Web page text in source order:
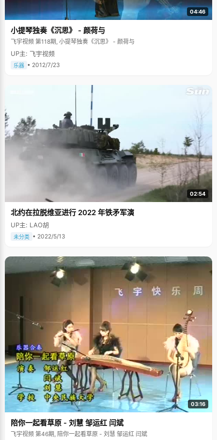
04:46
小提琴独奏《沉思》 - 颜荷与
飞宇视频 第118期, 小提琴独奏《沉思》 - 颜荷与
UP主: 飞宇视频
乐器 • 2012/7/23
02:54
北约在拉脱维亚进行 2022 年铁矛军演
UP主: LAO胡
未分类 • 2022/5/13
03:16
陪你一起看草原 - 刘慧 邹运红 闫斌
飞宇视频 第46期, 陪你一起看草原 - 刘慧 邹运红 闫斌